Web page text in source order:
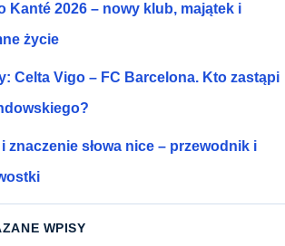
Kanté 2026 – nowy klub, majątek i
życie
Celta Vigo – FC Barcelona. Kto zastąpi
i znaczenie słowa nice – przewodnik i
WPISY